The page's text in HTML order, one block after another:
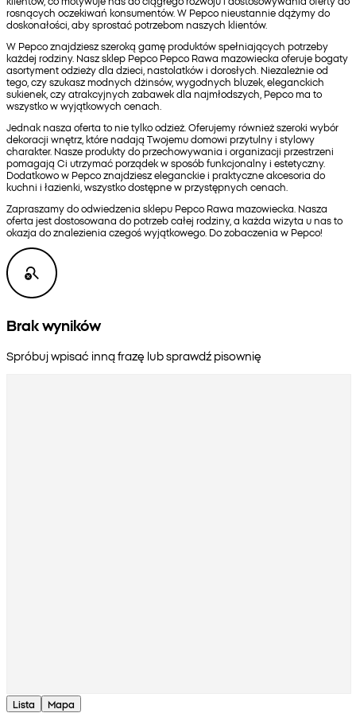
rosnących oczekiwań konsumentów. W Pepco nieustannie dążymy do
doskonałości, aby sprostać potrzebom naszych klientów.
W Pepco znajdziesz szeroką gamę produktów spełniających potrzeby
każdej rodziny. Nasz sklep Pepco Pepco Rawa mazowiecka oferuje bogaty
asortyment odzieży dla dzieci, nastolatków i dorosłych. Niezależnie od
tego, czy szukasz modnych dżinsów, wygodnych bluzek, eleganckich
sukienek, czy atrakcyjnych zabawek dla najmłodszych, Pepco ma to
wszystko w wyjątkowych cenach.
Jednak nasza oferta to nie tylko odzież. Oferujemy również szeroki wybór
dekoracji wnętrz, które nadają Twojemu domowi przytulny i stylowy
charakter. Nasze produkty do przechowywania i organizacji przestrzeni
pomagają Ci utrzymać porządek w sposób funkcjonalny i estetyczny.
Dodatkowo w Pepco znajdziesz eleganckie i praktyczne akcesoria do
kuchni i łazienki, wszystko dostępne w przystępnych cenach.
Zapraszamy do odwiedzenia sklepu Pepco Rawa mazowiecka. Nasza
oferta jest dostosowana do potrzeb całej rodziny, a każda wizyta u nas to
okazja do znalezienia czegoś wyjątkowego. Do zobaczenia w Pepco!
Brak wyników
Spróbuj wpisać inną frazę lub sprawdź pisownię
Lista Mapa